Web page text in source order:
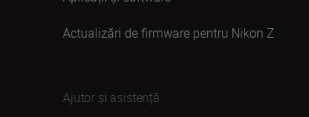
Actualizări de firmware pentru Nikon Z
Ajutor și asistență